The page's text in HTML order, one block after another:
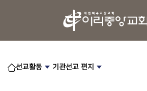
선교활동 기관선교 편지